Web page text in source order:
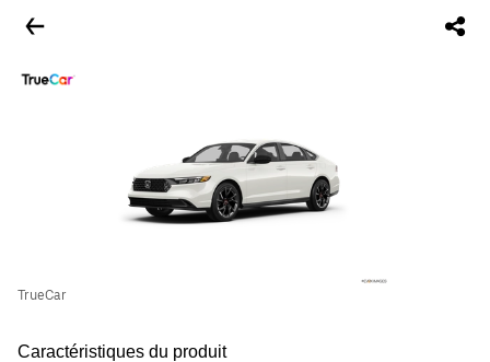
TrueCar
Caractéristiques du produit